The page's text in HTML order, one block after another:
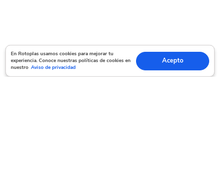
En Rotoplas usamos cookies para mejorar tu experiencia. Conoce nuestras políticas
de cookies en nuestro Aviso de privacidad Acepto
En Rotoplas usamos cookies para mejorar tu
experiencia. Conoce nuestras políticas de cookies en
nuestro Aviso de privacidad
Acepto